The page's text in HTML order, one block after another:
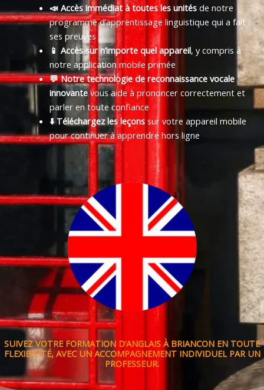
📣 Accès immédiat à toutes les unitésde notre
programme d’apprentissage linguistique qui a fait
ses preuves
📱 Accès sur n’importe quel appareil, y compris à
notre application mobile primée
💬 Notre technologie de reconnaissance vocale
innovantevous aide à prononcer correctement et
parler en toute confiance
⬇️ Téléchargez les leçonssur votre appareil mobile
pour continuer à apprendre hors ligne
SUIVEZ VOTRE FORMATION D’ANGLAIS À BRIANCON EN TOUTE
FLEXIBILITÉ, AVEC UN ACCOMPAGNEMENT INDIVIDUEL PAR UN
PROFESSEUR.